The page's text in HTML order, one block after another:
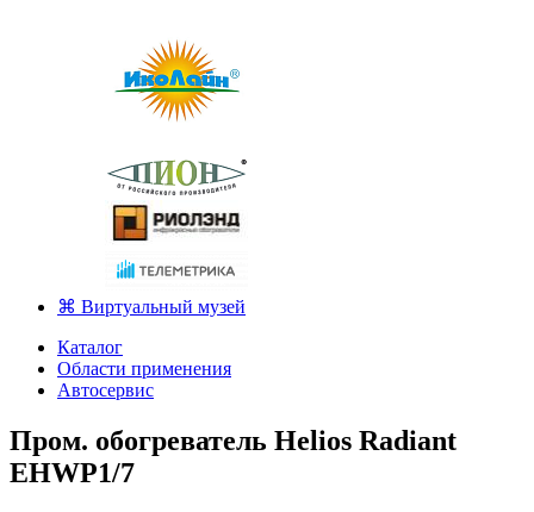
⌘ Виртуальный музей
Каталог
Области применения
Автосервис
Пром. обогреватель Helios Radiant
EHWP1/7